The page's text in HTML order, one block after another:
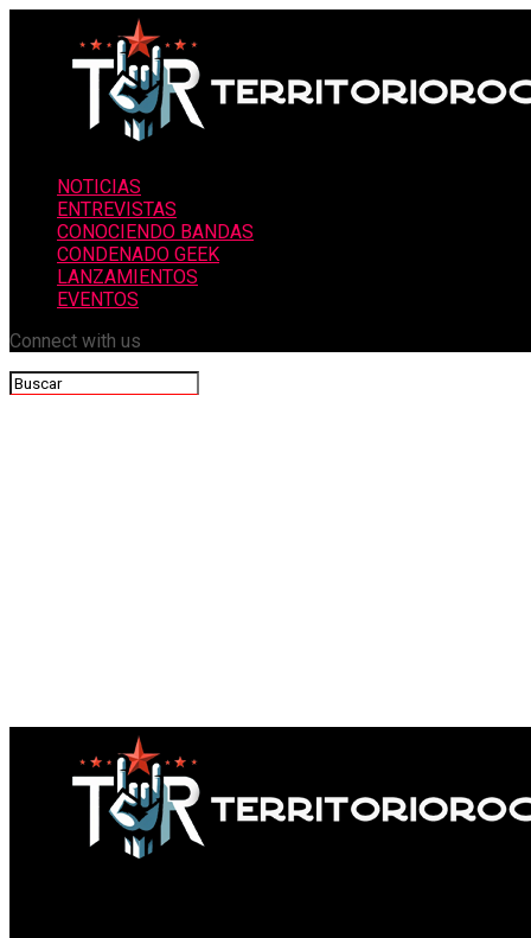
NOTICIAS
ENTREVISTAS
CONOCIENDO BANDAS
CONDENADO GEEK
LANZAMIENTOS
EVENTOS
Connect with us